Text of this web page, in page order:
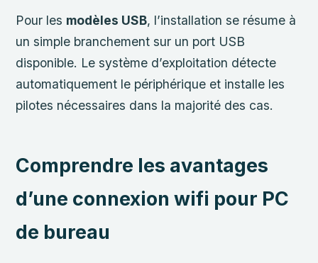
Pour les modèles USB, l’installation se résume à
un simple branchement sur un port USB
disponible. Le système d’exploitation détecte
automatiquement le périphérique et installe les
pilotes nécessaires dans la majorité des cas.
Comprendre les avantages
d’une connexion wifi pour PC
de bureau